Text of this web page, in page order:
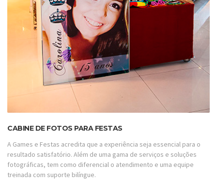
CABINE DE FOTOS PARA FESTAS
A Games e Festas acredita que a experiência seja essencial para o
resultado satisfatório. Além de uma gama de serviços e soluções
fotográficas, tem como diferencial o atendimento e uma equipe
treinada com suporte bilíngue.